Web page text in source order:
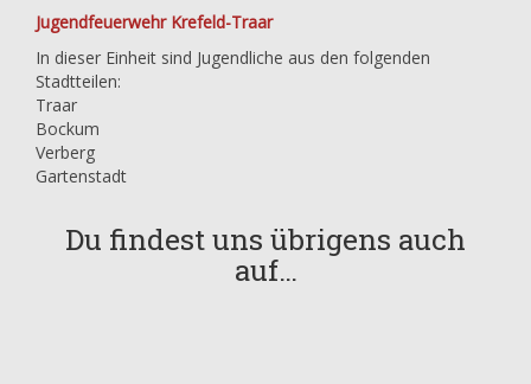
Jugendfeuerwehr Krefeld-Traar
In dieser Einheit sind Jugendliche aus den folgenden
Stadtteilen:
Traar
Bockum
Verberg
Gartenstadt
Du findest uns übrigens auch
auf…